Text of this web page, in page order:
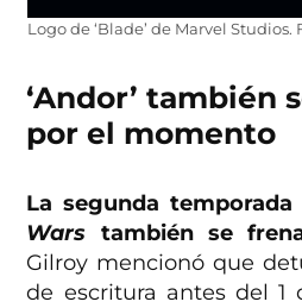
Logo de ‘Blade’ de Marvel Studios.
‘Andor’ también
por el momento
La segunda
Wars también se
Gilroy mencionó que
de escritura antes del 1